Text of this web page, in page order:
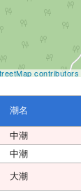
contributors
潮名
中潮
中潮
大潮